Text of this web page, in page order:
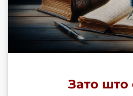
Зато што